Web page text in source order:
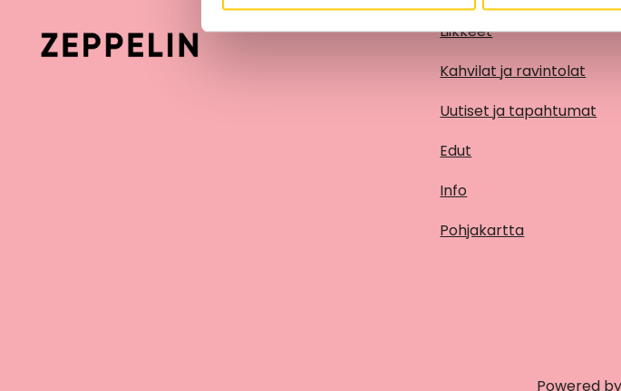
Liikkeet
Kahvilat ja ravintolat
Uutiset ja tapahtumat
Edut
Info
Pohjakartta
Powered